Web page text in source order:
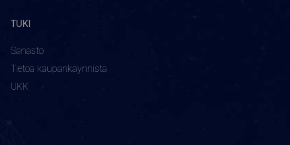
TUKI
Sanasto
Tietoa kaupankäynnistä
UKK